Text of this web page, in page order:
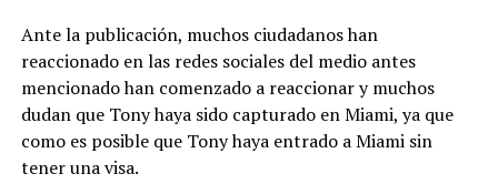
Ante la publicación, muchos ciudadanos han
reaccionado en las redes sociales del medio antes
mencionado han comenzado a reaccionar y muchos
dudan que Tony haya sido capturado en Miami, ya que
como es posible que Tony haya entrado a Miami sin
tener una visa.